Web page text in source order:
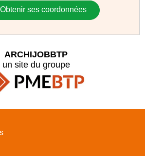
Obtenir ses coordonnées
ARCHIJOBBTP
un site du groupe